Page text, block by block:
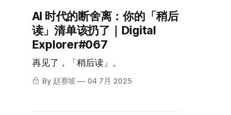
AI 时代的断舍离：你的「稍后
读」清单该扔了｜Digital
Explorer#067
再见了，「稍后读」。
By 赵赛坡 04 7月 2025